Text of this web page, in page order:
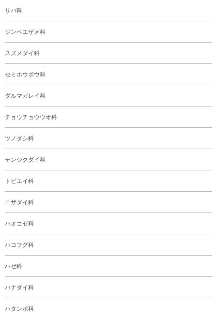
サバ科
ジンベエザメ科
スズメダイ科
セミホウボウ科
ダルマガレイ科
チョウチョウウオ科
ツノダシ科
テンジクダイ科
トビエイ科
ニザダイ科
ハオコゼ科
ハコフグ科
ハゼ科
ハナダイ科
ハタンポ科